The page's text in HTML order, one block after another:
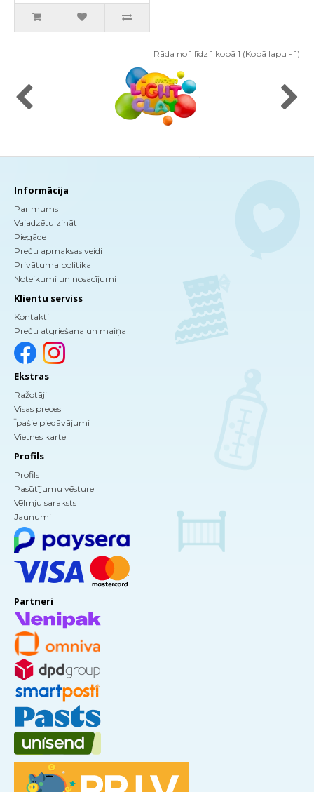
Rāda no 1 līdz 1 kopā 1 (Kopā lapu - 1)
Informācija
Par mums
Vajadzētu zināt
Piegāde
Preču apmaksas veidi
Privātuma politika
Noteikumi un nosacījumi
Klientu serviss
Kontakti
Preču atgriešana un maiņa
Ekstras
Ražotāji
Visas preces
Īpašie piedāvājumi
Vietnes karte
Profils
Profils
Pasūtījumu vēsture
Vēlmju saraksts
Jaunumi
Partneri